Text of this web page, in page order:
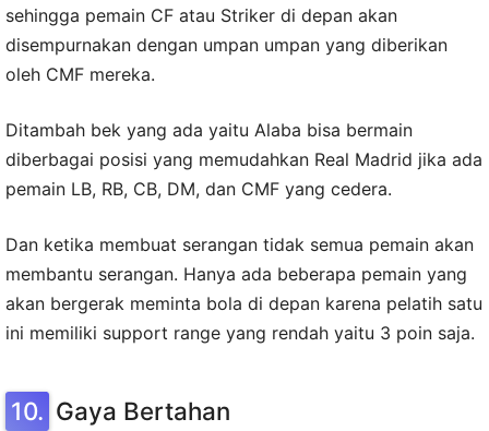
sehingga pemain CF atau Striker di depan akan
disempurnakan dengan umpan umpan yang diberikan
oleh CMF mereka.
Ditambah bek yang ada yaitu Alaba bisa bermain
diberbagai posisi yang memudahkan Real Madrid jika ada
pemain LB, RB, CB, DM, dan CMF yang cedera.
Dan ketika membuat serangan tidak semua pemain akan
membantu serangan. Hanya ada beberapa pemain yang
akan bergerak meminta bola di depan karena pelatih satu
ini memiliki support range yang rendah yaitu 3 poin saja.
Gaya Bertahan